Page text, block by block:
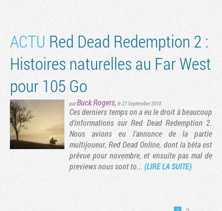
ACTU Red Dead Redemption 2 :
Histoires naturelles au Far West
pour 105 Go
parBuck Rogers, le 27 September 2018
Ces derniers temps on a eu le droit à beaucoup
d'informations sur Red Dead Redemption 2.
Nous avions eu l'annonce de la partie
multijoueur, Red Dead Online, dont la bêta est
prévue pour novembre, et ensuite pas mal de
previews nous sont to...(LIRE LA SUITE)